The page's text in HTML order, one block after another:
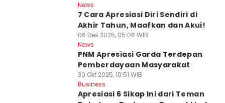
News
7 Cara Apresiasi Diri Sendiri di
Akhir Tahun, Maafkan dan Akui!
06 Des 2025, 05:06 WIB
News
PNM Apresiasi Garda Terdepan
Pemberdayaan Masyarakat
30 Okt 2025, 10:51 WIB
Business
Apresiasi 6 Sikap Ini dari Teman